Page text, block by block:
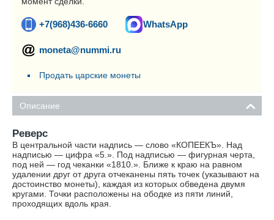
+7(968)436-6660 WhatsApp
moneta@nummi.ru
Продать царские монеты
Описание
Реверс
В центральной части надпись — слово «КОПЕЕКЪ». Над
надписью — цифра «5.». Под надписью — фигурная черта,
под ней — год чеканки «1810.». Ближе к краю на равном
удалении друг от друга отчеканены пять точек (указывают на
достоинство монеты), каждая из которых обведена двумя
кругами. Точки расположены на ободке из пяти линий,
проходящих вдоль края.